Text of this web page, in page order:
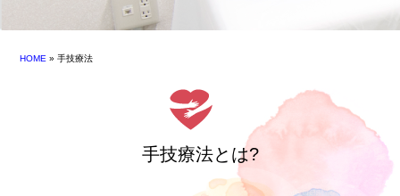
HOME » 手技療法
手技療法とは?